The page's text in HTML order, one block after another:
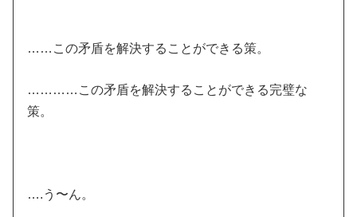
……この矛盾を解決することができる策。
…………この矛盾を解決することができる完璧な
策。
….う〜ん。